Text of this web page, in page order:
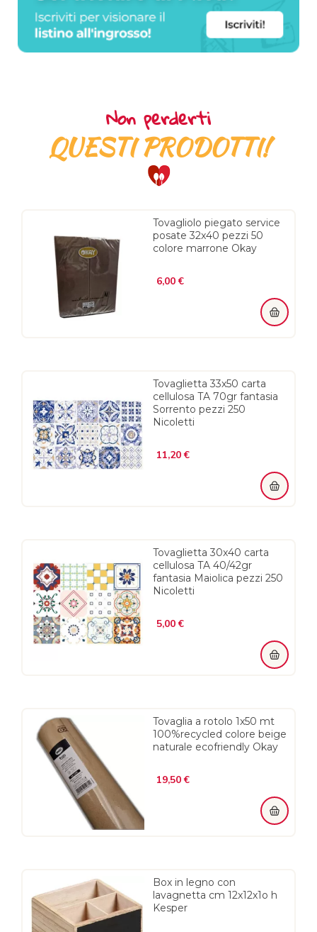
Non perderti
QUESTI PRODOTTI!
Tovagliolo piegato service
posate 32x40 pezzi 50
colore marrone Okay
6,00 €
Tovaglietta 33x50 carta
cellulosa TA 70gr fantasia
Sorrento pezzi 250
Nicoletti
11,20 €
Tovaglietta 30x40 carta
cellulosa TA 40/42gr
fantasia Maiolica pezzi 250
Nicoletti
5,00 €
Tovaglia a rotolo 1x50 mt
100%recycled colore beige
naturale ecofriendly Okay
19,50 €
Box in legno con
lavagnetta cm 12x12x1o h
Kesper